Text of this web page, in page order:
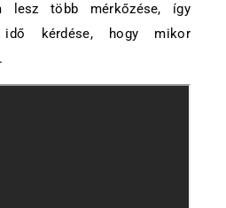
lesz több mérkőzése, így
idő kérdése, hogy mikor